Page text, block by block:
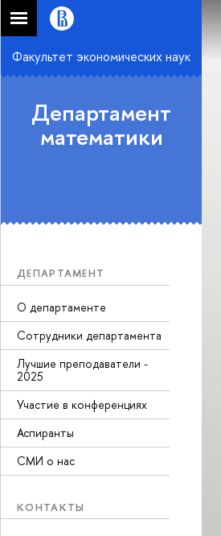
Факультет экономических наук
Департамент
математики
ДЕПАРТАМЕНТ
О департаменте
Сотрудники департамента
Лучшие преподаватели -
2025
Участие в конференциях
Аспиранты
СМИ о нас
КОНТАКТЫ